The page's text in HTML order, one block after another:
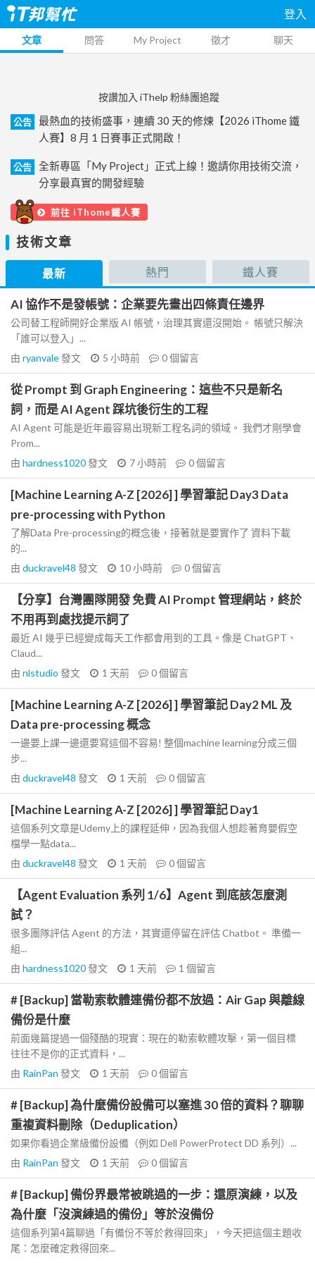
登入
文章 問答 My Project 徵才 聊天
按讚加入 iThelp 粉絲團追蹤
公告
最熱血的技術盛事，連續 30 天的修煉【2026 iThome 鐵
人賽】8 月 1 日賽事正式開啟！
公告
全新專區「My Project」正式上線！邀請你用技術交流，
分享最真實的開發經驗
前往 iThome鐵人賽
技術文章
最新 熱門 鐵人賽
AI 協作不是發帳號：企業要先畫出四條責任邊界
公司替工程師開好企業版 AI 帳號，治理其實還沒開始。 帳號只解決
「誰可以登入」...
由 ryanvale發文 5 小時前 0個留言
從 Prompt 到 Graph Engineering：這些不只是新名
詞，而是 AI Agent 踩坑後衍生的工程
AI Agent 可能是近年最容易出現新工程名詞的領域。 我們才剛學會
Prom...
由 hardness1020發文 7 小時前 0個留言
[Machine Learning A-Z [2026] ] 學習筆記 Day3 Data
pre-processing with Python
了解Data Pre-processing的概念後，接著就是要實作了 資料下載
的...
由 duckravel48 發文 10 小時前 0個留言
【分享】台灣團隊開發 免費 AI Prompt 管理網站，終於
不用再到處找提示詞了
最近 AI 幾乎已經變成每天工作都會用到的工具。像是 ChatGPT、
Claud...
由 nlstudio 發文 1 天前 0個留言
[Machine Learning A-Z [2026] ] 學習筆記 Day2 ML 及
Data pre-processing 概念
一邊要上課一邊還要寫這個不容易! 整個machine learning分成三個
步...
由 duckravel48 發文 1 天前 0個留言
[Machine Learning A-Z [2026] ] 學習筆記 Day1
這個系列文章是Udemy上的課程延伸，因為我個人想趁著育嬰假空
檔學一點data...
由 duckravel48 發文 1 天前 0個留言
【Agent Evaluation 系列 1/6】Agent 到底該怎麼測
試？
很多團隊評估 Agent 的方法，其實還停留在評估 Chatbot。 準備一
組...
由 hardness1020發文 1 天前 1 個留言
# [Backup] 當勒索軟體連備份都不放過：Air Gap 與離線
備份是什麼
前面幾篇提過一個殘酷的現實：現在的勒索軟體攻擊，第一個目標
往往不是你的正式資料，...
由 RainPan 發文 1 天前 0個留言
# [Backup] 為什麼備份設備可以塞進 30 倍的資料？聊聊
重複資料刪除（Deduplication）
如果你看過企業級備份設備（例如 Dell PowerProtect DD 系列）...
由 RainPan 發文 1 天前 0個留言
# [Backup] 備份界最常被跳過的一步：還原演練，以及
為什麼「沒演練過的備份」等於沒備份
這個系列第4篇聊過「有備份不等於救得回來」，今天把這個主題收
尾：怎麼確定救得回來...